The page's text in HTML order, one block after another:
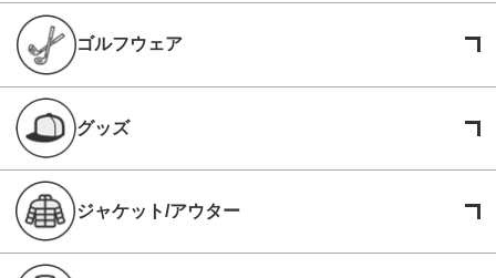
ゴルフウェア
グッズ
ジャケット/アウター